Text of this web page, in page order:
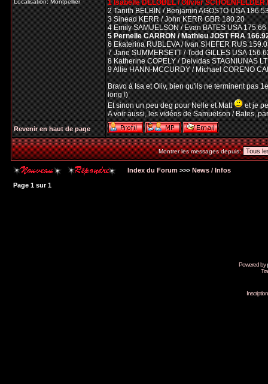
Localisation: Montpellier
1 Isabelle DELOBEL / Olivier SCHOENFELDER
2 Tanith BELBIN / Benjamin AGOSTO USA
3 Sinead KERR / John KERR GBR 180.20
4 Emily SAMUELSON / Evan BATES USA 175.66
5 Pernelle CARRON / Mathieu JOST FRA
6 Ekaterina RUBLEVA / Ivan SHEFER RUS
7 Jane SUMMERSETT / Todd GILLES USA
8 Katherine COPELY / Deividas STAGNIUNAS
9 Allie HANN-MCCURDY / Michael CORENO
Bravo à Isa et Oliv, bien qu'ils ne terminent pas
long !)
Et sinon un peu deg pour Nelle et Matt
et je
A voir aussi, les vidéos de Samuelson / Bates,
Revenir en haut de page
Montrer les messages depuis:
Index du Forum >>> News / Infos
Page 1 sur1
Powered by